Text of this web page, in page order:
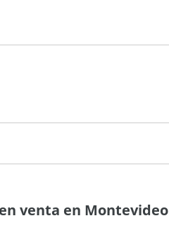
venta en Montevideo